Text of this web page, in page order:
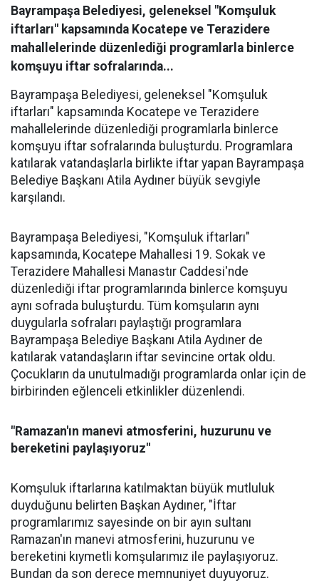
Bayrampaşa Belediyesi, geleneksel "Komşuluk
iftarları" kapsamında Kocatepe ve Terazidere
mahallelerinde düzenlediği programlarla binlerce
komşuyu iftar sofralarında...
Bayrampaşa Belediyesi, geleneksel "Komşuluk
iftarları" kapsamında Kocatepe ve Terazidere
mahallelerinde düzenlediği programlarla binlerce
komşuyu iftar sofralarında buluşturdu. Programlara
katılarak vatandaşlarla birlikte iftar yapan Bayrampaşa
Belediye Başkanı Atila Aydıner büyük sevgiyle
karşılandı.
Bayrampaşa Belediyesi, "Komşuluk iftarları"
kapsamında, Kocatepe Mahallesi 19. Sokak ve
Terazidere Mahallesi Manastır Caddesi'nde
düzenlediği iftar programlarında binlerce komşuyu
aynı sofrada buluşturdu. Tüm komşuların aynı
duygularla sofraları paylaştığı programlara
Bayrampaşa Belediye Başkanı Atila Aydıner de
katılarak vatandaşların iftar sevincine ortak oldu.
Çocukların da unutulmadığı programlarda onlar için de
birbirinden eğlenceli etkinlikler düzenlendi.
"Ramazan'ın manevi atmosferini, huzurunu ve
bereketini paylaşıyoruz"
Komşuluk iftarlarına katılmaktan büyük mutluluk
duyduğunu belirten Başkan Aydıner, "İftar
programlarımız sayesinde on bir ayın sultanı
Ramazan'ın manevi atmosferini, huzurunu ve
bereketini kıymetli komşularımız ile paylaşıyoruz.
Bundan da son derece memnuniyet duyuyoruz.